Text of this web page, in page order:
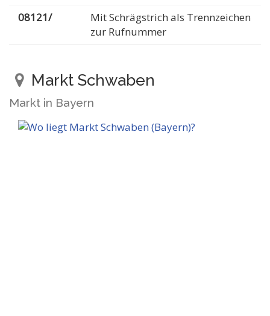
08121/
Mit Schrägstrich als Trennzeichen
zur Rufnummer
Markt Schwaben
Markt in Bayern